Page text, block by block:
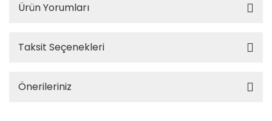
Ürün Yorumları
Taksit Seçenekleri
Önerileriniz